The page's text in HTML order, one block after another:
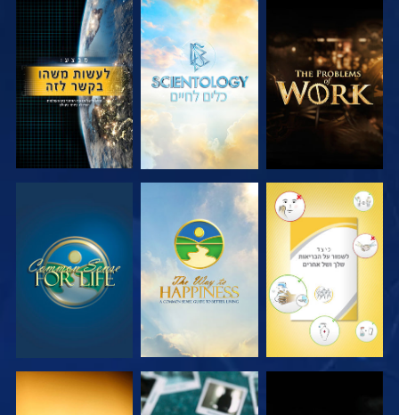
בדוק את הסדרה בדוק את הסדרה צפה
צפה צפה צפה